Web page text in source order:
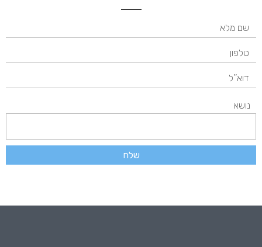
נושא
שלח